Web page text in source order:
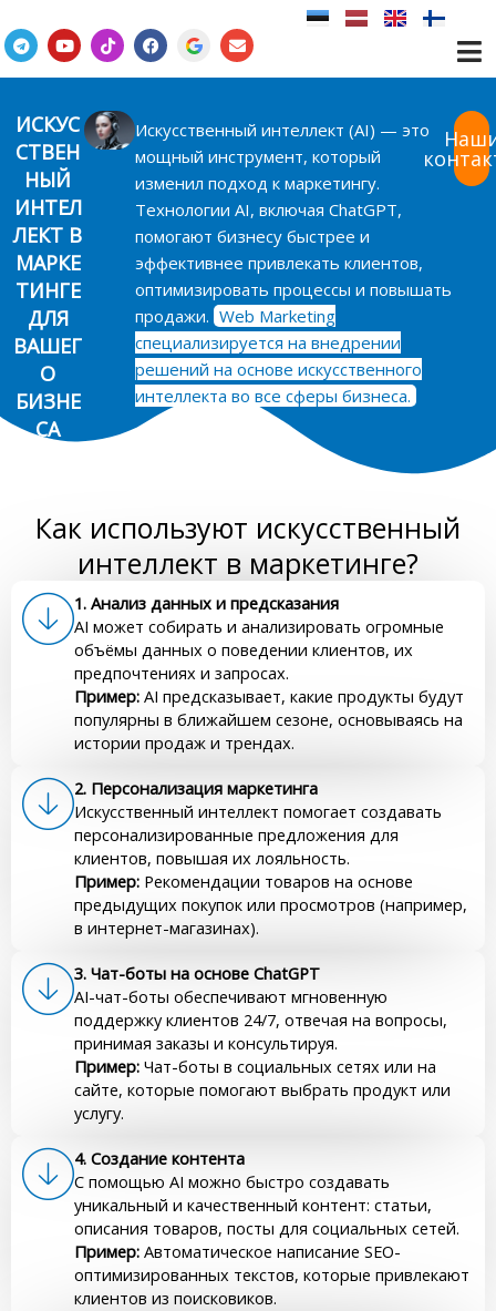
к
содержимому
T
e
l
r
a
m
Y
o
u
b
e
T
i
k
k
F
a
c
o
k
E
n
v
p
e
ИСКУС
СТВЕН
НЫЙ
ИНТЕЛ
ЛЕКТ В
МАРКЕ
ТИНГЕ
ДЛЯ
ВАШЕГ
О
БИЗНЕ
СА
Искусственный интеллект (AI) — это
мощный инструмент, который
изменил подход к маркетингу.
Технологии AI, включая ChatGPT,
помогают бизнесу быстрее и
эффективнее привлекать клиентов,
оптимизировать процессы и повышать
продажи. Web Marketing
специализируется на внедрении
решений на основе искусственного
интеллекта во все сферы бизнеса.
Как используют искусственный
интеллект в маркетинге?
1. Анализ данных и предсказания
AI может собирать и анализировать огромные
объёмы данных о поведении клиентов, их
предпочтениях и запросах.
Пример: AI предсказывает, какие продукты будут
популярны в ближайшем сезоне, основываясь на
истории продаж и трендах.
2. Персонализация маркетинга
Искусственный интеллект помогает создавать
персонализированные предложения для
клиентов, повышая их лояльность.
Пример: Рекомендации товаров на основе
предыдущих покупок или просмотров (например,
в интернет-магазинах).
3. Чат-боты на основе ChatGPT
AI-чат-боты обеспечивают мгновенную
поддержку клиентов 24/7, отвечая на вопросы,
принимая заказы и консультируя.
Пример: Чат-боты в социальных сетях или на
сайте, которые помогают выбрать продукт или
услугу.
4. Создание контента
С помощью AI можно быстро создавать
уникальный и качественный контент: статьи,
описания товаров, посты для социальных сетей.
Пример: Автоматическое написание SEO-
оптимизированных текстов, которые привлекают
клиентов из поисковиков.